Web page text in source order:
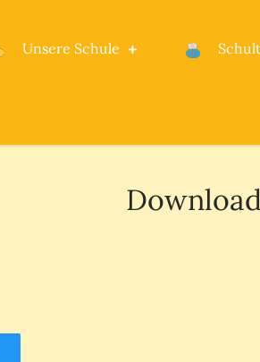
Rheinstetten
Unsere Schule